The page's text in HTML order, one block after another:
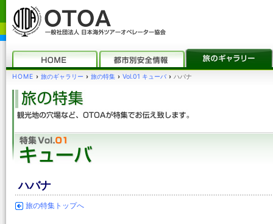
HOME › 旅のギャラリー › 旅の特集 › Vol.01 キューバ › ハバナ
ハバナ
旅の特集トップへ